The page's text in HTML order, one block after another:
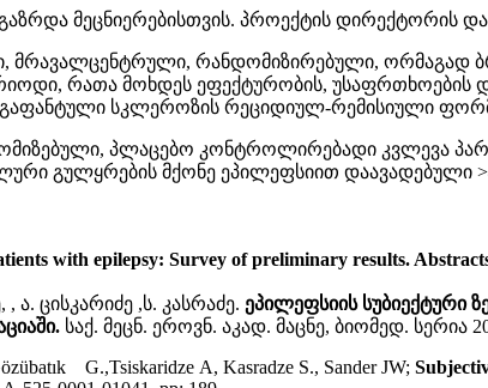
მეცნიერებისთვის. პროექტის დირექტორის
მრავალცენტრული, რანდომიზირებული,
რათა მოხდეს ეფექტურობის,
სკლეროზის რეციდიულ-რემისიული
პლაცებო კონტროლირებადი კვლევა
გულყრების მქონე ეპილეფსიით დაავადებული
with epilepsy: Survey of preliminary results.
ცისკარიძე ,ს. კასრაძე. ეპილეფსიის სუბიექტური
. საქ. მეცნ. ეროვნ. აკად. მაცნე, ბიომედ. სერია
G.,Tsiskaridze A, Kasradze S., Sander JW;